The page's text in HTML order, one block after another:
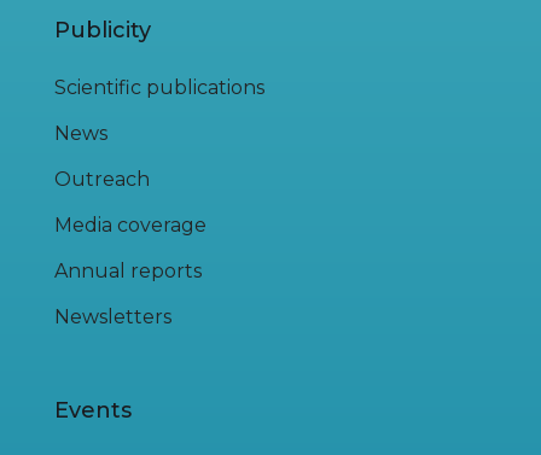
Publicity
Scientific publications
News
Outreach
Media coverage
Annual reports
Newsletters
Events